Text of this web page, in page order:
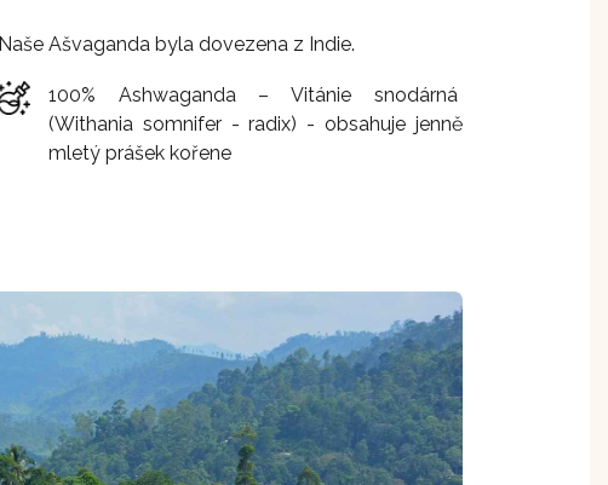
Naše Ašvaganda byla dovezena z Indie.
100% Ashwaganda – Vitánie snodárná
(Withania somnifer - radix) - obsahuje jenně
mletý prášek kořene